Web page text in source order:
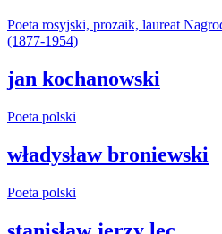
Poeta rosyjski, prozaik, laureat
(1877-1954)
jan kochanowski
Poeta polski
władysław broniewski
Poeta polski